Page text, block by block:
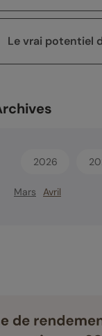
Le vrai potentiel
2026
Mars Avril